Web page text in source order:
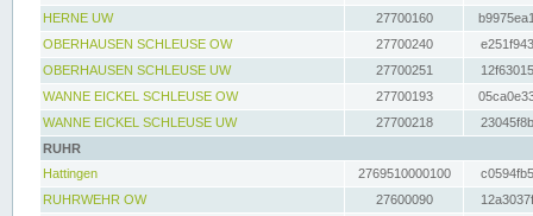
HERNE UW
27700160
OBERHAUSEN SCHLEUSE OW
27700240
OBERHAUSEN SCHLEUSE UW
27700251
WANNE EICKEL SCHLEUSE OW
27700193
WANNE EICKEL SCHLEUSE UW
27700218
RUHR
Hattingen
2769510000100
RUHRWEHR OW
27600090